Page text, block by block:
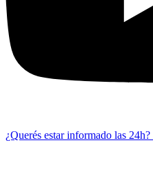
¿Querés estar informado las 24h?